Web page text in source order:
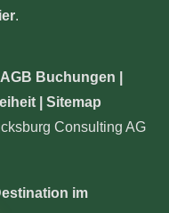
.
AGB Buchungen
| Sitemap
Consulting AG
im